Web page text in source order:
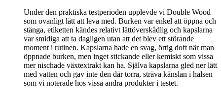
Under den praktiska testperioden upplevde vi Double Wood
som ovanligt lätt att leva med. Burken var enkel att öppna och
stänga, etiketten kändes relativt lättöverskådlig och kapslarna
var smidiga att ta dagligen utan att det blev ett störande
moment i rutinen. Kapslarna hade en svag, örtig doft när man
öppnade burken, men inget stickande eller kemiskt som vissa
mer nischade växtextrakt kan ha. Själva kapslarna gled ner lätt
med vatten och gav inte den där torra, sträva känslan i halsen
som vi noterade hos vissa andra produkter i testet.